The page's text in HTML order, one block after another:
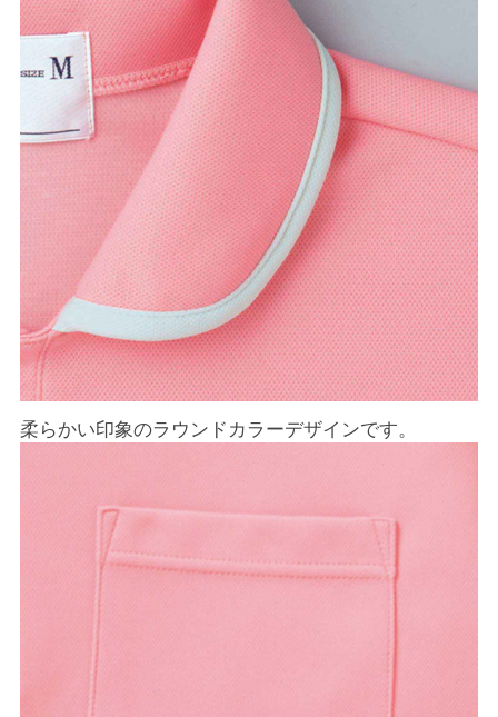
柔らかい印象のラウンドカラーデザインです。